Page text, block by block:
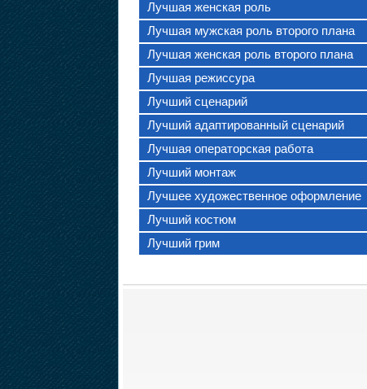
Лучшая женская роль
Лучшая мужская роль второго плана
Лучшая женская роль второго плана
Лучшая режиссура
Лучший сценарий
Лучший адаптированный сценарий
Лучшая операторская работа
Лучший монтаж
Лучшее художественное оформление
Лучший костюм
Лучший грим